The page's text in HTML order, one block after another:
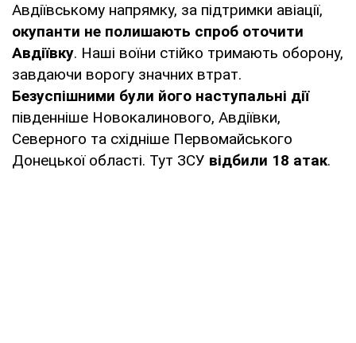
Авдіївському напрямку, за підтримки авіації,
окупанти не полишають спроб оточити
Авдіївку. Наші воїни стійко тримають оборону,
завдаючи ворогу значних втрат.
Безуспішними були його наступальні дії
південніше Новокалинового, Авдіївки,
Северного та східніше Первомайського
Донецької області. Тут ЗСУ відбили 18 атак.